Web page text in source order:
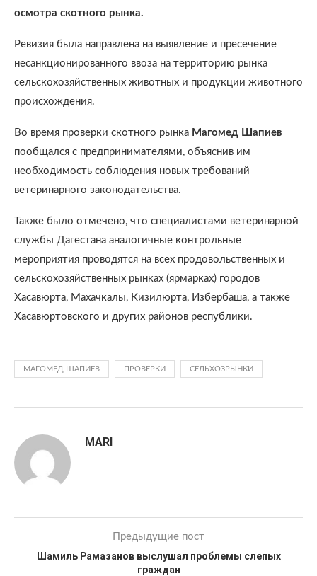
осмотра скотного рынка.
Ревизия была направлена на выявление и пресечение
несанкционированного ввоза на территорию рынка
сельскохозяйственных животных и продукции животного
происхождения.
Во время проверки скотного рынка Магомед Шапиев
пообщался с предпринимателями, объяснив им
необходимость соблюдения новых требований
ветеринарного законодательства.
Также было отмечено, что специалистами ветеринарной
службы Дагестана аналогичные контрольные
мероприятия проводятся на всех продовольственных и
сельскохозяйственных рынках (ярмарках) городов
Хасавюрта, Махачкалы, Кизилюрта, Избербаша, а также
Хасавюртовского и других районов республики.
МАГОМЕД ШАПИЕВ ПРОВЕРКИ СЕЛЬХОЗРЫНКИ
MARI
Предыдущие пост
Шамиль Рамазанов выслушал проблемы слепых
граждан